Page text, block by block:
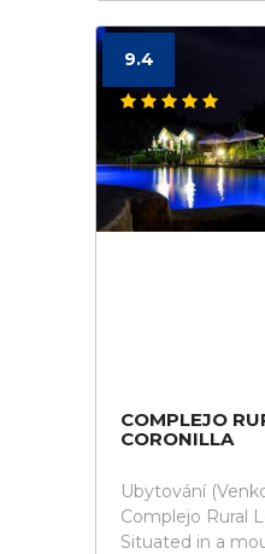
9.4
COMPLEJO
CORONILLA
Ubytování
Complejo Rural
Situated in a